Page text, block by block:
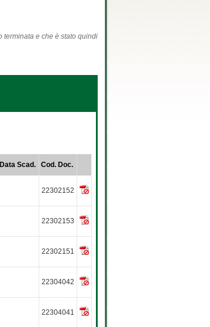
terminata e che è stato quindi
Data Scad. Cod. Doc.
22302152
22302153
22302151
22304042
22304041